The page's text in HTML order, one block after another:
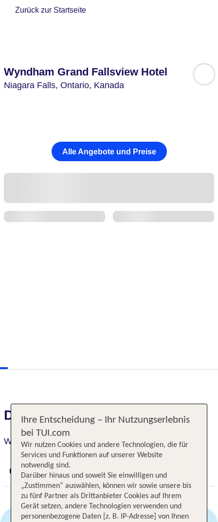
Zurück zur Startseite
Wyndham Grand Fallsview Hotel
Niagara Falls, Ontario, Kanada
Alle Angebote und Preise
Das erwartet Sie
Wyndham Grand Fallsview Hotel
Digitaler und telefonischer 24/7 TUI Service
Ihre Entscheidung – Ihr Nutzungserlebnis
bei TUI.com
Wir nutzen Cookies und andere Technologien, die für
Services und Funktionen auf unserer Website
notwendig sind.
Darüber hinaus und soweit Sie einwilligen und
„Zustimmen“ auswählen, können wir sowie unsere bis
zu fünf Partner als Drittanbieter Cookies auf Ihrem
Gerät setzen, andere Technologien verwenden und
personenbezogene Daten [z. B. IP-Adresse] von Ihnen